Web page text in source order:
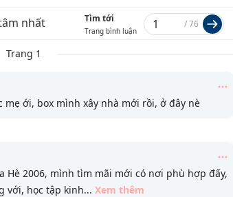
nhất Tìm tới
Trang bình luận
/76
Trang 1
mẹ ới, box mình xây nhà mới rồi, ở đây nè
Hè 2006, mình tìm mãi mới có nơi phù hợp đấy,
với, học tập kinh... Xem thêm